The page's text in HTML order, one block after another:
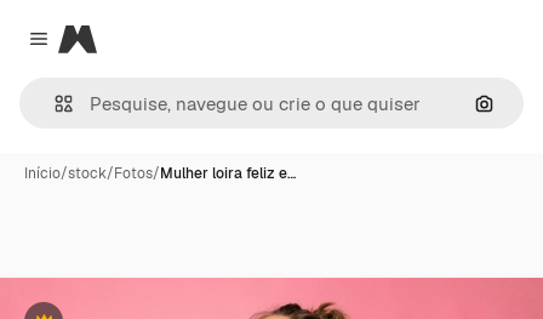
Close menu
Magnific
Início/stock/Fotos/Mulher loira feliz e…